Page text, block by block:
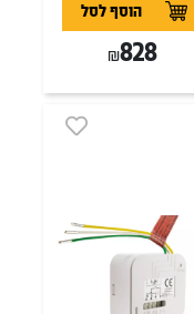
₪828
הוסף לסל